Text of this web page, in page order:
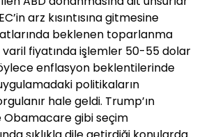
arz kısıntısına gitmesine
beklenen toparlanma
fiyatında işlemler 50-55 dolar
enflasyon beklentilerinde
politikaların
hale geldi. Trump’ın
Obamacare gibi seçim